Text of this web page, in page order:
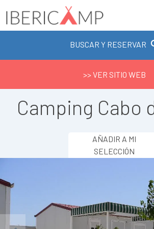
BUSCAR Y RESERVAR
>> VER SITIO WEB
Camping Cabo
AÑADIR A MI
SELECCIÓN